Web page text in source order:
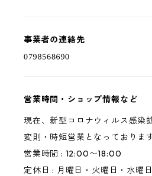
事業者の連絡先
営業時間・ショップ情報など
現在、新型コロナウィルス感染
変則・時短営業となっております
営業時間 : 12:00〜18:00
定休日 : 月曜日・火曜日・水曜日